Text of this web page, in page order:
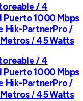
/ 4
Puerto 1000 Mbps
Hik-PartnerPro /
/ 45 Watts
/ 4
Puerto 1000 Mbps
Hik-PartnerPro /
/ 45 Watts